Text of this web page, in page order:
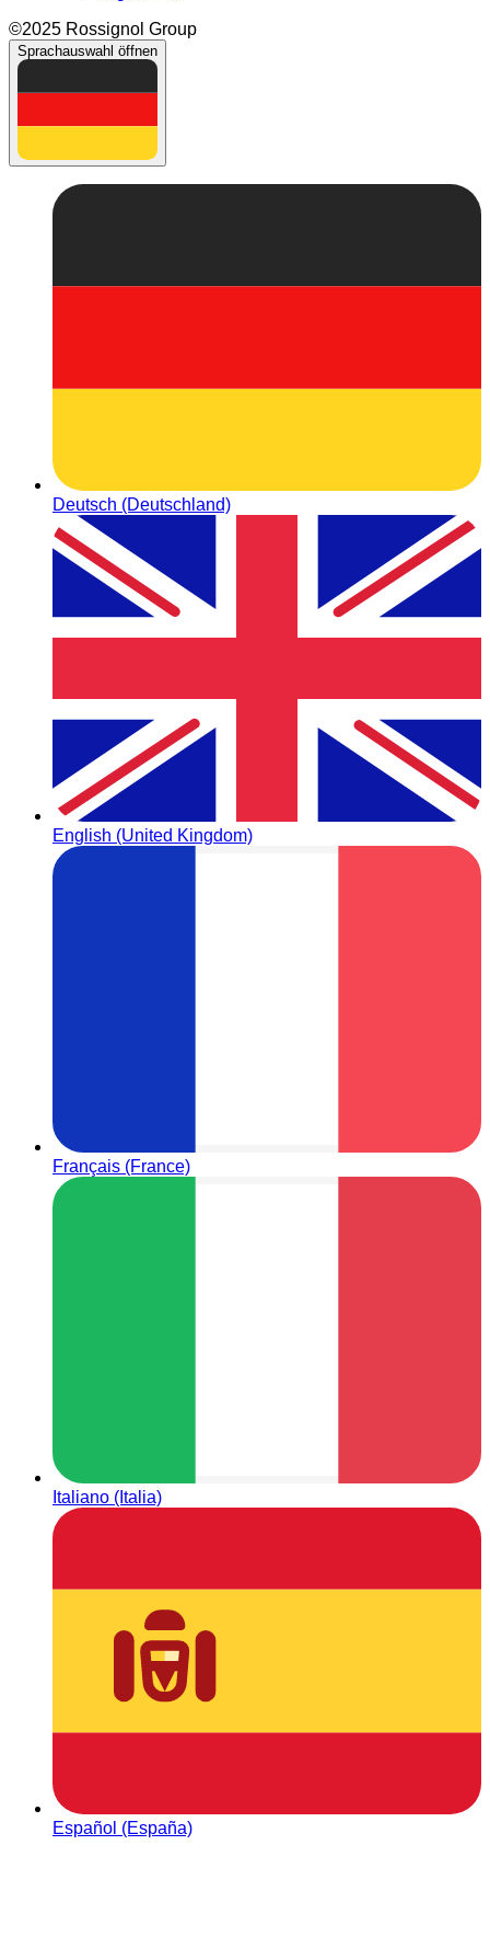
©2025 Rossignol Group
Sprachauswahl öffnen
Deutsch (Deutschland)
English (United Kingdom)
Français (France)
Italiano (Italia)
Español (España)